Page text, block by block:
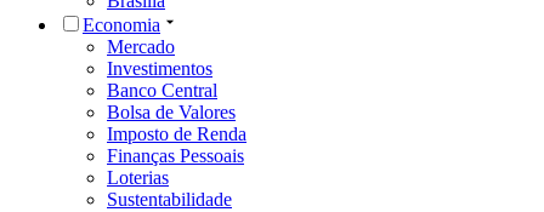
Economia
Mercado
Investimentos
Banco Central
Bolsa de Valores
Imposto de Renda
Finanças Pessoais
Loterias
Sustentabilidade